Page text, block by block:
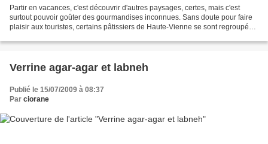
Partir en vacances, c'est découvrir d'autres paysages, certes, mais c'est
surtout pouvoir goûter des gourmandises inconnues. Sans doute pour faire
plaisir aux touristes, certains pâtissiers de Haute-Vienne se sont regroupés
Verrine agar-agar et labneh
Publié le 15/07/2009 à 08:37
Par ciorane